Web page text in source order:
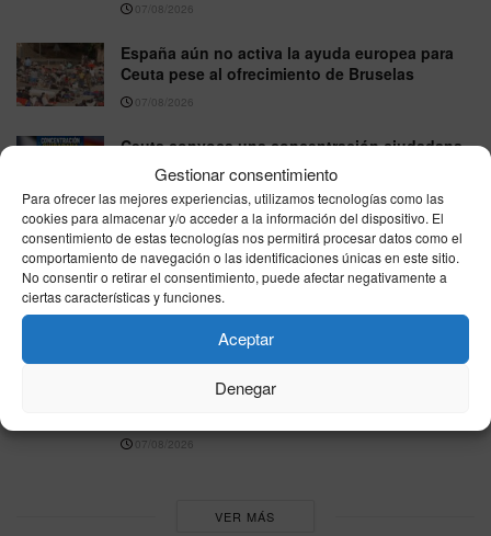
Gestionar consentimiento
Para ofrecer las mejores experiencias, utilizamos tecnologías como las
cookies para almacenar y/o acceder a la información del dispositivo. El
consentimiento de estas tecnologías nos permitirá procesar datos como el
comportamiento de navegación o las identificaciones únicas en este sitio.
No consentir o retirar el consentimiento, puede afectar negativamente a
ciertas características y funciones.
Aceptar
Denegar
07/08/2026
España aún no activa la ayuda europea para
Ceuta pese al ofrecimiento de Bruselas
07/08/2026
Ceuta convoca una concentración ciudadana
este domingo en la Plaza de la Constitución
tras la crisis vivida en la ciudad
07/08/2026
Horarios ferrys Ceuta–Algeciras viernes 7 de
agosto de 2026: Baleària, DFDS y Naviera
Armas
AEMET marca cielo poco nuboso, máximas de
07/08/2026
VER MÁS